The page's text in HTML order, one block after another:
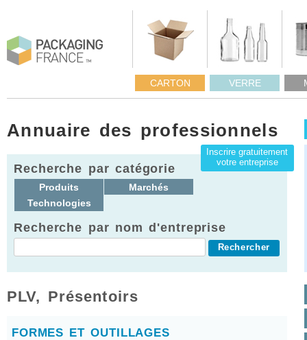
CARTON VERRE
Annuaire des professionnels
Recherche par catégorie
Produits
Marchés
Technologies
Recherche par nom d'entreprise
Inscrire gratuitement
votre entreprise
PLV, Présentoirs
FORMES ET OUTILLAGES